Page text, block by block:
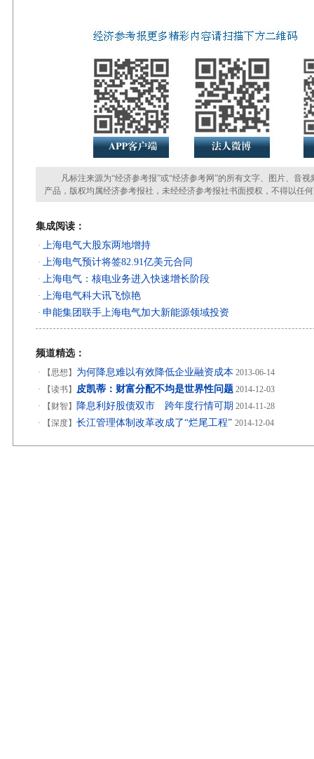
凡标注来源为“经济参考报”或“经济参考网”的所有文字、图片、音视
产品，版权均属经济参考报社，未经经济参考报社书面授权，不得以任
集成阅读：
· 上海电气大股东两地增持
· 上海电气预计将签82.91亿美元合同
· 上海电气：核电业务进入快速增长阶段
· 上海电气科大讯飞惊艳
· 申能集团联手上海电气加大新能源领域投资
频道精选：
· 【思想】 为何降息难以有效降低企业融资成本 2013-06-14
·
【读书】 皮凯蒂：财富分配不均是世界性问题 2014-12-03
·
【财智】 降息利好股债双市 跨年度行情可期 2014-11-28
·
【深度】 长江管理体制改革改成了“烂尾工程” 2014-12-04